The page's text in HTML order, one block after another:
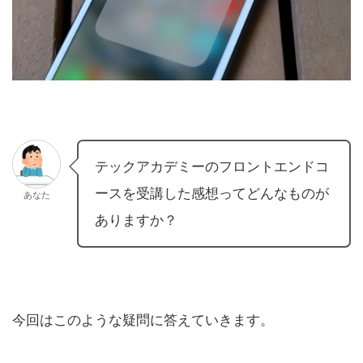
あなた
テックアカデミーのフロントエンドコ
ースを受講した感想ってどんなものが
ありますか？
今回はこのような疑問に答えていきます。